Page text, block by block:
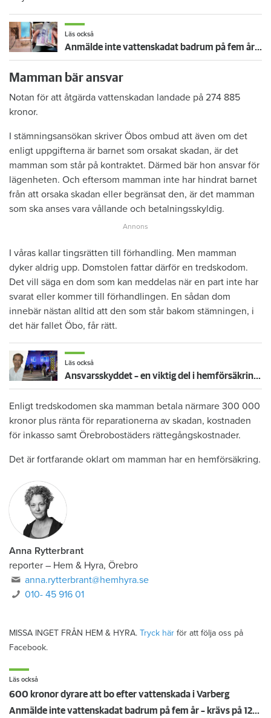
Läs också
Anmälde inte vattenskadat badrum på fem år – krävs på 125 000 kronor
Mamman bär ansvar
Notan för att åtgärda vattenskadan landade på 274 885
kronor.
I stämningsansökan skriver Öbos ombud att även om det
enligt uppgifterna är barnet som orsakat skadan, är det
mamman som står på kontraktet. Därmed bär hon ansvar för
lägenheten. Och eftersom mamman inte har hindrat barnet
från att orsaka skadan eller begränsat den, är det mamman
som ska anses vara vållande och betalningsskyldig.
I våras kallar tingsrätten till förhandling. Men mamman
dyker aldrig upp. Domstolen fattar därför en tredskodom.
Det vill säga en dom som kan meddelas när en part inte har
svarat eller kommer till förhandlingen. En sådan dom
innebär nästan alltid att den som står bakom stämningen, i
det här fallet Öbo, får rätt.
Läs också
Ansvarsskyddet – en viktig del i hemförsäkringen
Enligt tredskodomen ska mamman betala närmare 300 000
kronor plus ränta för reparationerna av skadan, kostnaden
för inkasso samt Örebrobostäders rättegångskostnader.
Det är fortfarande oklart om mamman har en hemförsäkring.
Anna Rytterbrant
reporter – Hem & Hyra, Örebro
anna.rytterbrant@hemhyra.se
010- 45 916 01
MISSA INGET FRÅN HEM & HYRA. Tryck här för att följa oss på
Facebook.
Läs också
600 kronor dyrare att bo efter vattenskada i Varberg
Anmälde inte vattenskadat badrum på fem år – krävs på 125 000 kronor